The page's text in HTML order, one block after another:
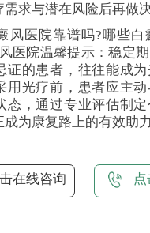
求与潜在风险后再做决
医院靠谱吗?哪些白
医院温馨提示：稳定
证的患者，往往能成
用光疗前，患者应主
态，通过专业评估制
为康复路上的有效助力
在线咨询